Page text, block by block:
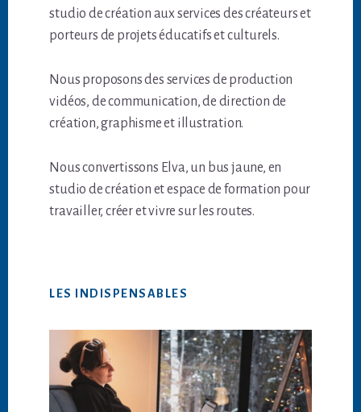
studio de création aux services des créateurs et
porteurs de projets éducatifs et culturels.
Nous proposons des services de production
vidéos, de communication, de direction de
création, graphisme et illustration.
Nous convertissons Elva, un bus jaune, en
studio de création et espace de formation pour
travailler, créer et vivre sur les routes.
LES INDISPENSABLES